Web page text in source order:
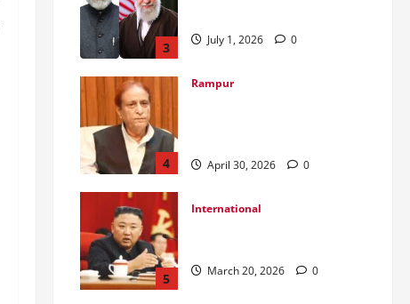
3 July 1, 2026 0
4
Rampur
April 30, 2026 0
5
International
March 20, 2026 0